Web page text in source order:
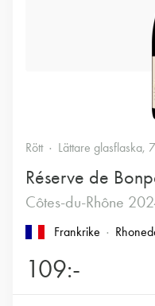
Rött Lättare glasflaska,
Réserve de
Côtes-du-Rhône
Frankrike
109:-